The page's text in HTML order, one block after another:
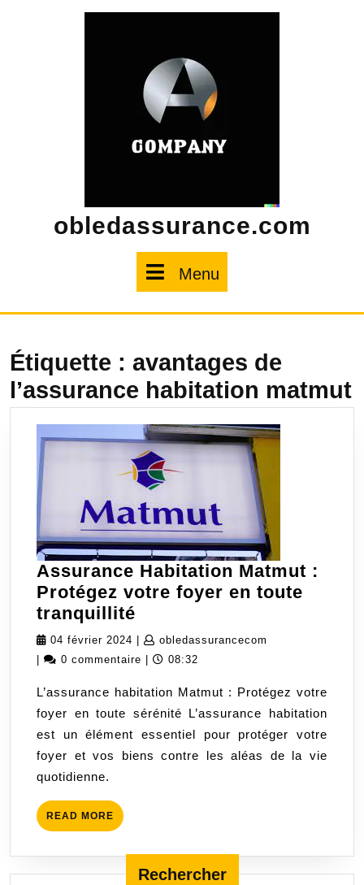
obledassurance.com
Menu
Étiquette : avantages de
l’assurance habitation matmut
Assurance Habitation Matmut :
Protégez votre foyer en toute
tranquillité
Habitation
Matmut
Protégez
votre
foyer
en
04 février 2024 04
février
obledassurancecom
0 commentaire 08:32
L’assurance habitation Matmut : Protégez votre
foyer en toute sérénité L’assurance habitation
est un élément essentiel pour protéger votre
foyer et vos biens contre les aléas de la vie
quotidienne.
READ MORE READ
MORE
Rechercher